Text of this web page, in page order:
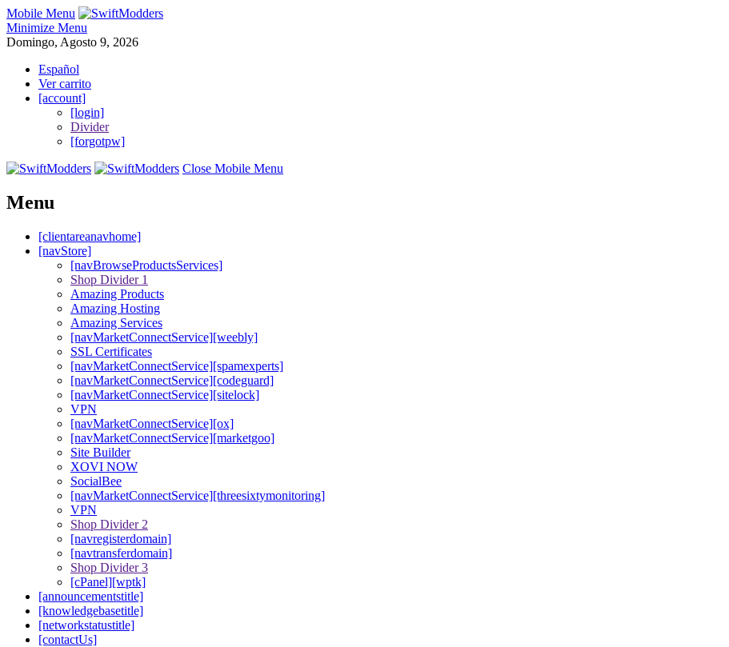
Mobile Menu
Minimize Menu
Domingo, Agosto 9, 2026
Español
Ver carrito
[account]
[login]
Divider
[forgotpw]
Close Mobile Menu
Menu
[clientareanavhome]
[navStore]
[navBrowseProductsServices]
Shop Divider 1
Amazing Products
Amazing Hosting
Amazing Services
[navMarketConnectService][weebly]
SSL Certificates
[navMarketConnectService][spamexperts]
[navMarketConnectService][codeguard]
[navMarketConnectService][sitelock]
VPN
[navMarketConnectService][ox]
[navMarketConnectService][marketgoo]
Site Builder
XOVI NOW
SocialBee
[navMarketConnectService][threesixtymonitoring]
VPN
Shop Divider 2
[navregisterdomain]
[navtransferdomain]
Shop Divider 3
[cPanel][wptk]
[announcementstitle]
[knowledgebasetitle]
[networkstatustitle]
[contactUs]